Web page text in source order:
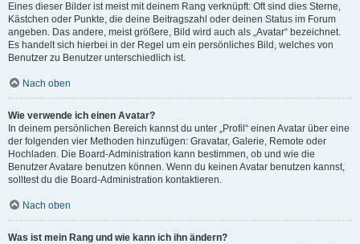
Eines dieser Bilder ist meist mit deinem Rang verknüpft: Oft sind dies Sterne,
Kästchen oder Punkte, die deine Beitragszahl oder deinen Status im Forum
angeben. Das andere, meist größere, Bild wird auch als „Avatar“ bezeichnet.
Es handelt sich hierbei in der Regel um ein persönliches Bild, welches von
Benutzer zu Benutzer unterschiedlich ist.
Nach oben
Wie verwende ich einen Avatar?
In deinem persönlichen Bereich kannst du unter „Profil“ einen Avatar über eine
der folgenden vier Methoden hinzufügen: Gravatar, Galerie, Remote oder
Hochladen. Die Board-Administration kann bestimmen, ob und wie die
Benutzer Avatare benutzen können. Wenn du keinen Avatar benutzen kannst,
solltest du die Board-Administration kontaktieren.
Nach oben
Was ist mein Rang und wie kann ich ihn ändern?